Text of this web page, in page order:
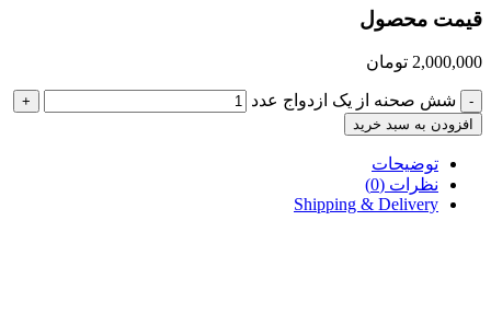
قیمت محصول
2,000,000 تومان
- شش صحنه از یک ازدواج عدد
+
افزودن به سبد خرید
توضیحات
نظرات (0)
Shipping & Delivery